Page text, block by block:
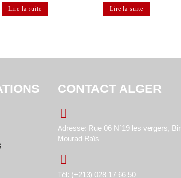
Lire la suite Lire la suite
CONTACT ALGER
Adresse: Rue 06 N°19 les vergers, Bir
Mourad Raïs
Tél: (+213) 028 17 66 50